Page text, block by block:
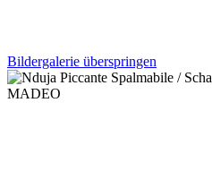
Bildergalerie überspringen